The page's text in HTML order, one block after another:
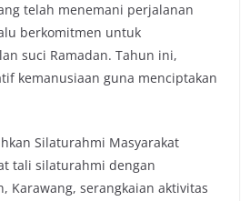
telah menemani perjalanan
berkomitmen untuk
suci Ramadan. Tahun ini,
kemanusiaan guna menciptakan
Silaturahmi Masyarakat
tali silaturahmi dengan
Karawang, serangkaian aktivitas